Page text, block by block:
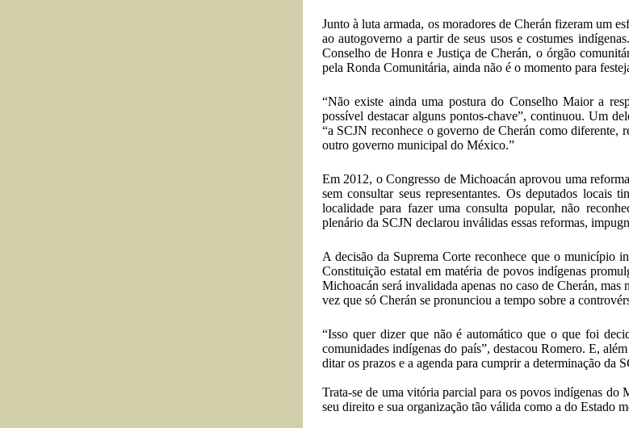
Junto à luta armada, os moradores de Cherán fizeram um
ao autogoverno a partir de seus usos e costumes
Conselho de Honra e Justiça de Cherán, o órgão
pela Ronda Comunitária, ainda não é o momento para
“Não existe ainda uma postura do Conselho Maior a
possível destacar alguns pontos-chave”, continuou. Um
“a SCJN reconhece o governo de Cherán como diferente,
outro governo municipal do México.”
Em 2012, o Congresso de Michoacán aprovou uma
sem consultar seus representantes. Os deputados locais
localidade para fazer uma consulta popular, não
plenário da SCJN declarou inválidas essas reformas,
A decisão da Suprema Corte reconhece que o município
Constituição estatal em matéria de povos indígenas
Michoacán será invalidada apenas no caso de Cherán,
vez que só Cherán se pronunciou a tempo sobre a
“Isso quer dizer que não é automático que o que foi
comunidades indígenas do país”, destacou Romero. E,
ditar os prazos e a agenda para cumprir a determinação da
Trata-se de uma vitória parcial para os povos indígenas do
seu direito e sua organização tão válida como a do Estado